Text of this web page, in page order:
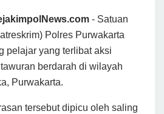
- Satuan
Polres Purwakarta
pelajar yang terlibat aksi
berdarah di wilayah
Purwakarta.
tersebut dipicu oleh saling